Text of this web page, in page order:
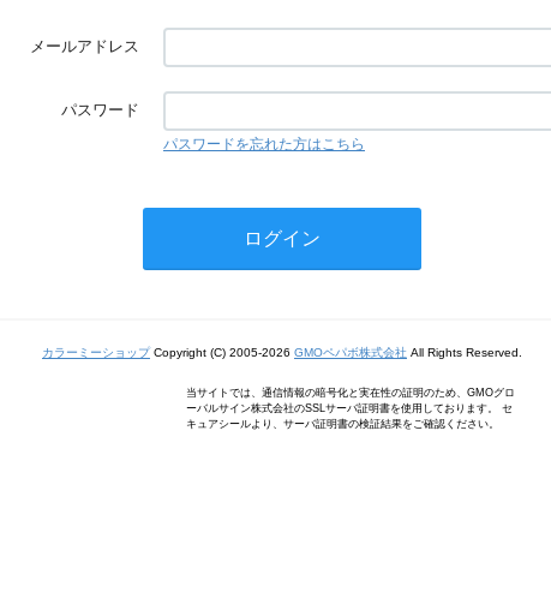
メールアドレス
パスワード
パスワードを忘れた方はこちら
カラーミーショップCopyright (C) 2005-2026 GMOペパボ株式会社 All Rights Reserved.
当サイトでは、通信情報の暗号化と実在性の証明のため、GMOグロ
ーバルサイン株式会社のSSLサーバ証明書を使用しております。 セ
キュアシールより、サーバ証明書の検証結果をご確認ください。